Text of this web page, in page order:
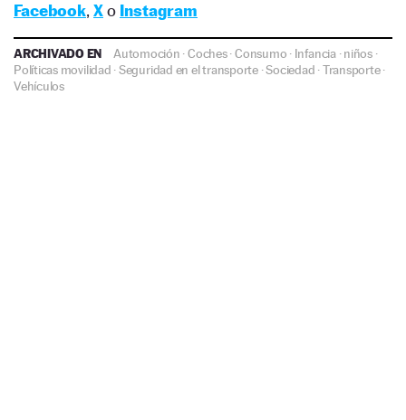
Facebook, Xo Instagram
ARCHIVADO EN Automoción ·Coches·Consumo · Infancia·niños ·
Políticas movilidad ·Seguridad en el transporte·Sociedad ·Transporte·
Vehículos